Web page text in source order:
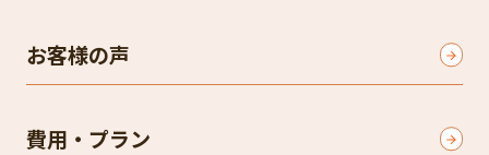
お客様の声
費用・プラン